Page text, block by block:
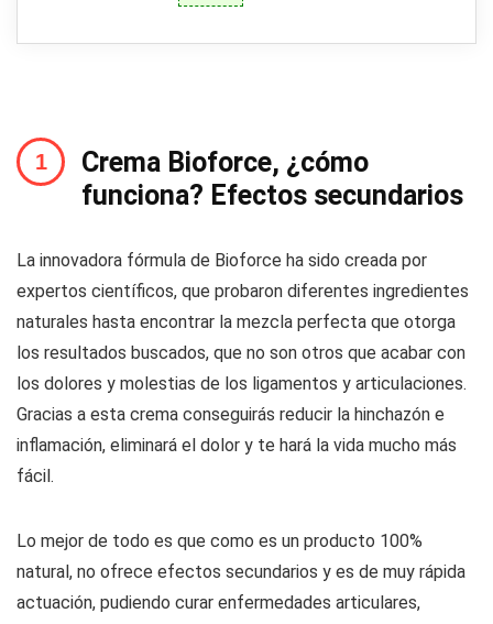
Crema Bioforce, ¿cómo
funciona? Efectos secundarios
La innovadora fórmula de Bioforce ha sido creada por
expertos científicos, que probaron diferentes ingredientes
naturales hasta encontrar la mezcla perfecta que otorga
los resultados buscados, que no son otros que acabar con
los dolores y molestias de los ligamentos y articulaciones.
Gracias a esta crema conseguirás reducir la hinchazón e
inflamación, eliminará el dolor y te hará la vida mucho más
fácil.
Lo mejor de todo es que como es un producto 100%
natural, no ofrece efectos secundarios y es de muy rápida
actuación, pudiendo curar enfermedades articulares,